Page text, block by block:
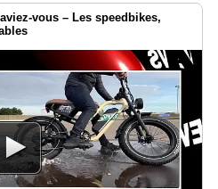
vous – Les speedbikes,